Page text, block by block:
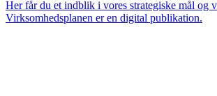
Her får du et indblik i vores strategiske mål og
Virksomhedsplanen er en digital publikation.